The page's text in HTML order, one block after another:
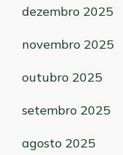
dezembro 2025
novembro 2025
outubro 2025
setembro 2025
agosto 2025